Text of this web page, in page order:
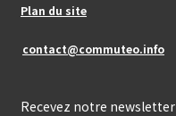
Plan du site
contact@commuteo.info
Recevez notre